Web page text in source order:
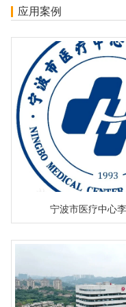
市人民医院建筑能耗监测系
成功取得ISO14001及
命呼吸通道——济南市**人民
安助力婺源火车站打造绿色
安助力莲花湖住宅打造绿色
州空港综合保税区楼控、能
市人民医院建筑能耗监测系
成功取得ISO14001及
呼吸通道——济南市**人民医
应用案例
宁波市医疗中心